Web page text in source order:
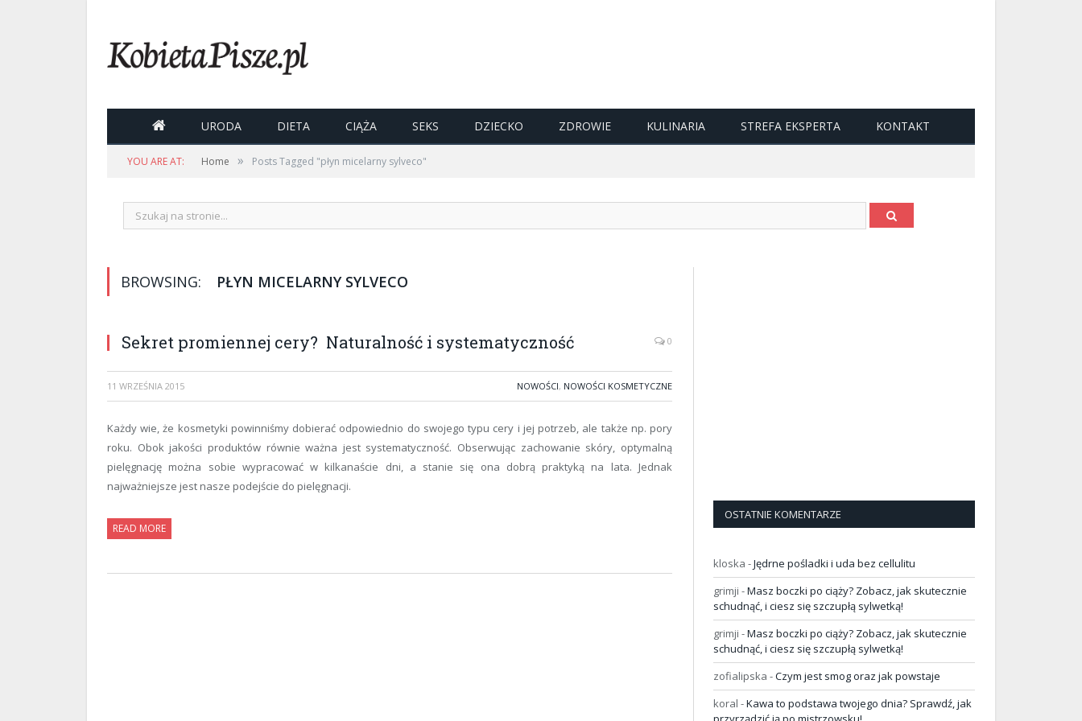
 URODA DIETA CIĄŻA SEKS DZIECKO ZDROWIE KULINARIA STREFA EKSPERTA KONTAKT
YOU ARE AT: Home » Posts Tagged "płyn micelarny sylveco"
BROWSING: PŁYN MICELARNY SYLVECO
Sekret promiennej cery? Naturalność i systematyczność 0
11 WRZEŚNIA 2015 NOWOŚCI, NOWOŚCI KOSMETYCZNE
Każdy wie, że kosmetyki powinniśmy dobierać odpowiednio do swojego typu cery i jej potrzeb, ale także np. pory
roku. Obok jakości produktów równie ważna jest systematyczność. Obserwując zachowanie skóry, optymalną
pielęgnację można sobie wypracować w kilkanaście dni, a stanie się ona dobrą praktyką na lata. Jednak
najważniejsze jest nasze podejście do pielęgnacji.
READ MORE
OSTATNIE KOMENTARZE
kloska -Jędrne pośladki i uda bez cellulitu
grimji -Masz boczki po ciąży? Zobacz, jak skutecznie
schudnąć, i ciesz się szczupłą sylwetką!
grimji -Masz boczki po ciąży? Zobacz, jak skutecznie
schudnąć, i ciesz się szczupłą sylwetką!
zofialipska -Czym jest smog oraz jak powstaje
koral -Kawa to podstawa twojego dnia? Sprawdź, jak